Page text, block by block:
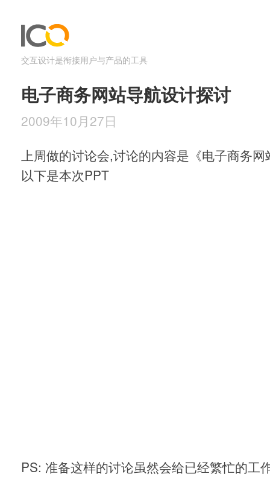
交互设计是衔接用户与产品的工具
电子商务网站导航设计探讨
2009年10月27日
上周做的讨论会,讨论的内容是《电子商务
以下是本次PPT
PS: 准备这样的讨论虽然会给已经繁忙的工